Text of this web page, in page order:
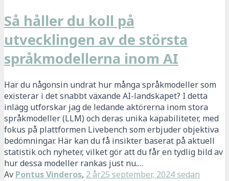
Så håller du koll på
utvecklingen av de största
språkmodellerna inom AI
Har du någonsin undrat hur många språkmodeller som
existerar i det snabbt växande AI-landskapet? I detta
inlägg utforskar jag de ledande aktörerna inom stora
språkmodeller (LLM) och deras unika kapabiliteter, med
fokus på plattformen Livebench som erbjuder objektiva
bedömningar. Här kan du få insikter baserat på aktuell
statistik och nyheter, vilket gör att du får en tydlig bild av
hur dessa modeller rankas just nu.…
Av Pontus Vinderos, 2 år25 september, 2024sedan